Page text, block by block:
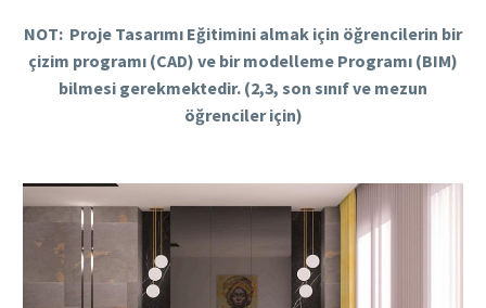
NOT: Proje Tasarımı Eğitimini almak için öğrencilerin bir
çizim programı (CAD) ve bir modelleme Programı (BIM)
bilmesi gerekmektedir. (2,3, son sınıf ve mezun
öğrenciler için)